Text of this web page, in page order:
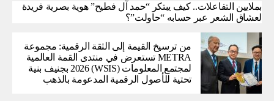
بملايين التفاعلات.. كيف يبتكر “حمد آل فطيح” هوية بصرية فريدة
لعشاق الشعر عبر حسابه “حاولت”؟
من ترسيخ القيمة إلى الثقة الرقمية: مجموعة
METRA تستعرض في منتدى القمة العالمية
لمجتمع المعلومات (WSIS) 2026 بجنيف بنية
تحتية للأصول الرقمية المدعومة بالذهب